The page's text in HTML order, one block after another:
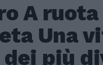
A
Una
dei più